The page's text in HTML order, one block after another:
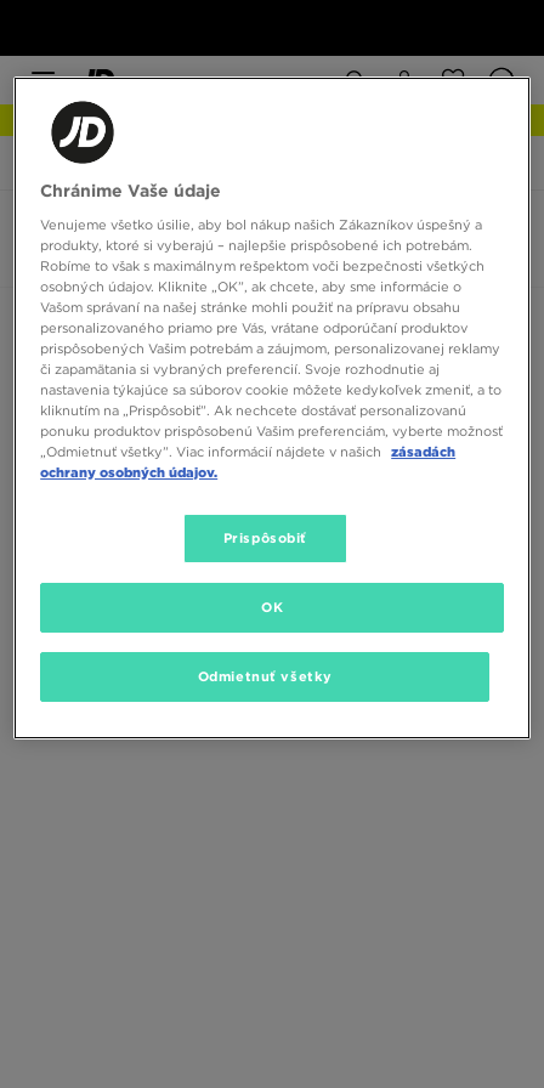
JD Sports Puma RS 3.0
Pánske Puma RS 3.0
0 produktov
Zoradiť:Odporúčané Filtrovať
Žiadne produkty na zobrazenie
Zmeňte kritériá vyhľadávania alebo
odstráňte vybrané filtre
Chránime Vaše údaje
Venujeme všetko úsilie, aby bol nákup našich Zákazníkov úspešný a
produkty, ktoré si vyberajú – najlepšie prispôsobené ich potrebám.
Robíme to však s maximálnym rešpektom voči bezpečnosti všetkých
osobných údajov. Kliknite „OK”, ak chcete, aby sme informácie o
Vašom správaní na našej stránke mohli použiť na prípravu obsahu
personalizovaného priamo pre Vás, vrátane odporúčaní produktov
prispôsobených Vašim potrebám a záujmom, personalizovanej reklamy
či zapamätania si vybraných preferencií. Svoje rozhodnutie aj
nastavenia týkajúce sa súborov cookie môžete kedykoľvek zmeniť, a to
kliknutím na „Prispôsobiť”. Ak nechcete dostávať personalizovanú
ponuku produktov prispôsobenú Vašim preferenciám, vyberte možnosť
„Odmietnuť všetky”. Viac informácií nájdete v našich
zásadách
ochrany osobných údajov.
Prispôsobiť
Odmietnuť všetky
OK